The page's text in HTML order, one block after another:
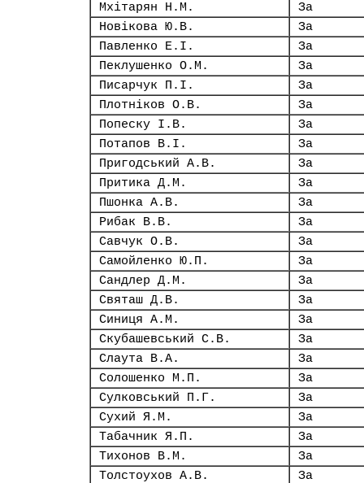
Мхітарян Н.М.
За
Новікова Ю.В.
За
Павленко Е.І.
За
Пеклушенко О.М.
За
Писарчук П.І.
За
Плотніков О.В.
За
Попеску І.В.
За
Потапов В.І.
За
Пригодський А.В.
За
Притика Д.М.
За
Пшонка А.В.
За
Рибак В.В.
За
Савчук О.В.
За
Самойленко Ю.П.
За
Сандлер Д.М.
За
Святаш Д.В.
За
Синиця А.М.
За
Скубашевський С.В.
За
Слаута В.А.
За
Солошенко М.П.
За
Сулковський П.Г.
За
Сухий Я.М.
За
Табачник Я.П.
За
Тихонов В.М.
За
Толстоухов А.В.
За